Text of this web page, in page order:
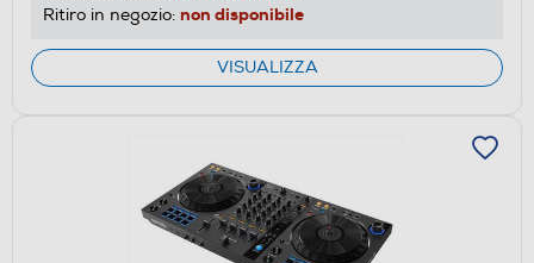
Ritiro in negozio: non disponibile
VISUALIZZA